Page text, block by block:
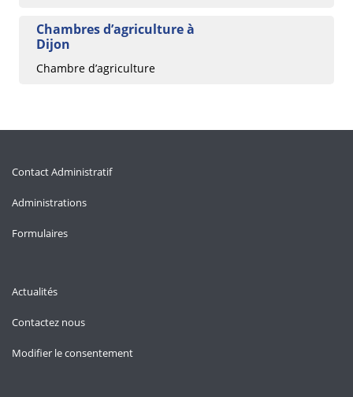
Chambres d’agriculture à
Dijon
Chambre d’agriculture
Contact Administratif
Administrations
Formulaires
Actualités
Contactez nous
Modifier le consentement